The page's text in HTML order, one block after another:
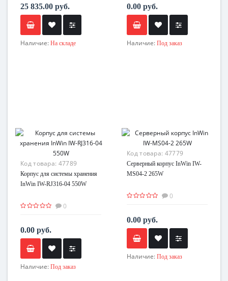
25 835.00 руб.
Наличие: На складе
0.00 руб.
Наличие: Под заказ
Код товара: 47789
Корпус для системы хранения
InWin IW-RJ316-04 550W
0
0.00 руб.
Наличие: Под заказ
Код товара: 47779
Серверный корпус InWin IW-
MS04-2 265W
0
0.00 руб.
Наличие: Под заказ